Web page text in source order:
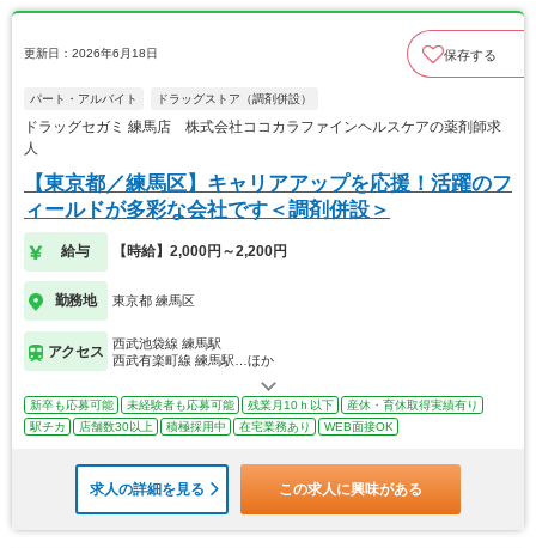
更新日：2026年6月18日 保存する
パート・アルバイト ドラッグストア（調剤併設）
ドラッグセガミ 練馬店 株式会社ココカラファインヘルスケアの薬剤師求
人
【東京都／練馬区】キャリアアップを応援！活躍のフ
ィールドが多彩な会社です＜調剤併設＞
給与 【時給】2,000円～2,200円
勤務地 東京都 練馬区
アクセス
西武池袋線 練馬駅
西武有楽町線 練馬駅…ほか
新卒も応募可能 未経験者も応募可能 残業月10ｈ以下
産休・育休取得実績有り
駅チカ
店舗数30以上 積極採用中 在宅業務あり WEB面接OK
求人の詳細を見る この求人に興味がある